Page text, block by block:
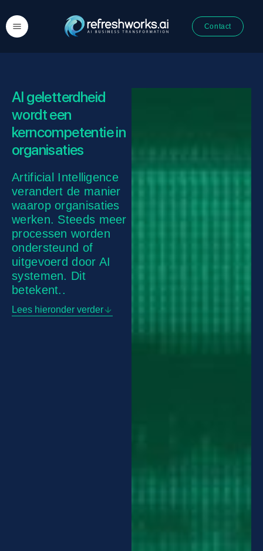
Contact
AI geletterdheid
wordt een
kerncompetentie in
organisaties
Artificial Intelligence
verandert de manier
waarop organisaties
werken. Steeds meer
processen worden
ondersteund of
uitgevoerd door AI
systemen. Dit
betekent..
Lees hieronder verder